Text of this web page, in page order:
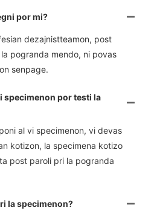
por mi?
dezajnistteamon, post
pogranda mendo, ni povas
senpage.
specimenon por testi la
al vi specimenon, vi devas
kotizon, la specimena kotizo
post paroli pri la pogranda
la specimenon?